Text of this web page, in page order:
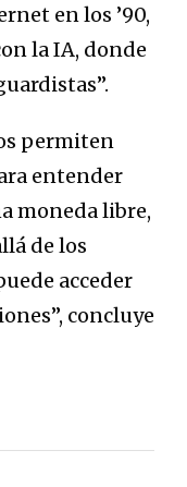
en los ’90,
la IA, donde
permiten
entender
moneda libre,
de los
acceder
concluye